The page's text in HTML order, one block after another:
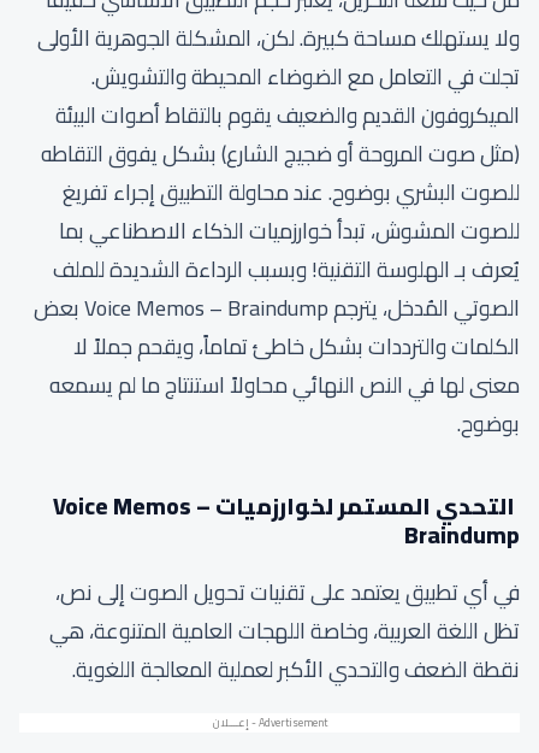
ولا يستهلك مساحة كبيرة. لكن، المشكلة الجوهرية الأولى
تجلت في التعامل مع الضوضاء المحيطة والتشويش.
الميكروفون القديم والضعيف يقوم بالتقاط أصوات البيئة
(مثل صوت المروحة أو ضجيج الشارع) بشكل يفوق التقاطه
للصوت البشري بوضوح. عند محاولة التطبيق إجراء تفريغ
للصوت المشوش، تبدأ خوارزميات الذكاء الاصطناعي بما
يُعرف بـ الهلوسة التقنية! وبسبب الرداءة الشديدة للملف
الصوتي المُدخل، يترجم Voice Memos – Braindump بعض
الكلمات والترددات بشكل خاطئ تماماً، ويقحم جملاً لا
معنى لها في النص النهائي محاولاً استنتاج ما لم يسمعه
بوضوح.
التحدي المستمر لخوارزميات Voice Memos –
Braindump
في أي تطبيق يعتمد على تقنيات تحويل الصوت إلى نص،
تظل اللغة العربية، وخاصة اللهجات العامية المتنوعة، هي
نقطة الضعف والتحدي الأكبر لعملية المعالجة اللغوية.